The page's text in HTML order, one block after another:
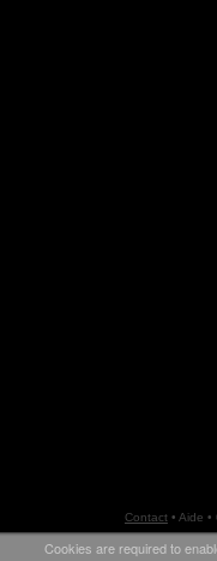
Contact• Aide •
Cookies are required to